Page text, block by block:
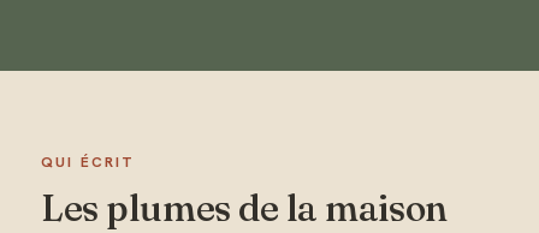
QUI ÉCRIT
Les plumes de la maison